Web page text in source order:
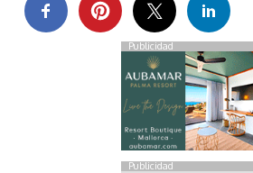
Publicidad
Publicidad